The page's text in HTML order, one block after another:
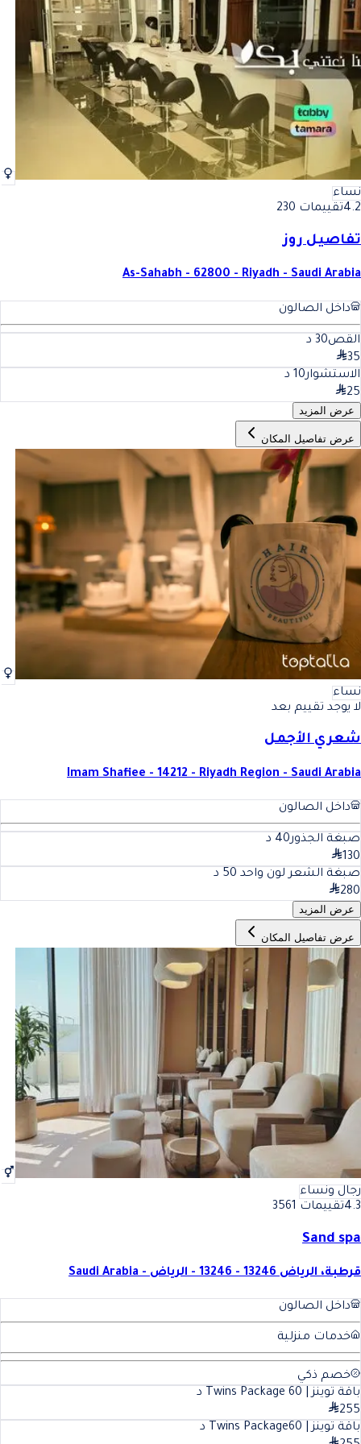
أفضل الأظافر في المملكة العربية السعودية
أفضل الأظافر في المملكة
نساء
4.2تقييمات 230
تفاصيل روز
As-Sahabh - 62800 - Riyadh - Saudi Arabia
داخل الصالون
القص30 د
35
الاستشوار10 د
25
عرض المزيد
عرض تفاصيل المكان
نساء
لا يوجد تقييم بعد
شعري الأجمل
Imam Shafiee - 14212 - Riyadh Region - Saudi Arabia
داخل الصالون
صبغة الجذور40 د
130
صبغة الشعر لون واحد 50 د
280
عرض المزيد
عرض تفاصيل المكان
رجال ونساء
4.3تقييمات 3561
Sand spa
قرطبة، الرياض 13246 - 13246 - الرياض - Saudi Arabia
داخل الصالون
خدمات منزلية
خصم ذكي
باقة توينز | Twins Package 60
د
255
باقة توينز | Twins Package 60
د